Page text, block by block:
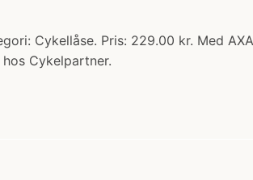
Cykellåse. Pris: 229.00 kr. Med
Cykelpartner.